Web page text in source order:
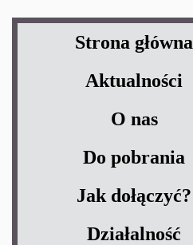
Strona główna
Aktualności
O nas
Do pobrania
Jak dołączyć?
Działalność